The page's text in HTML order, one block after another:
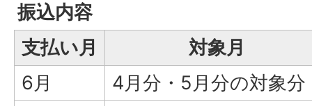
振込内容
支払い月
対象月
6月
4月分・5月分の対象分